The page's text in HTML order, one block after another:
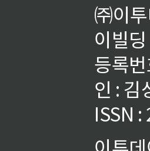
㈜이
이빌
등록
인 : 김
ISSN